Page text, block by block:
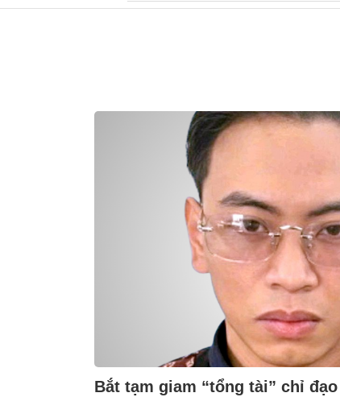
Bắt tạm giam “tổng tài” chỉ